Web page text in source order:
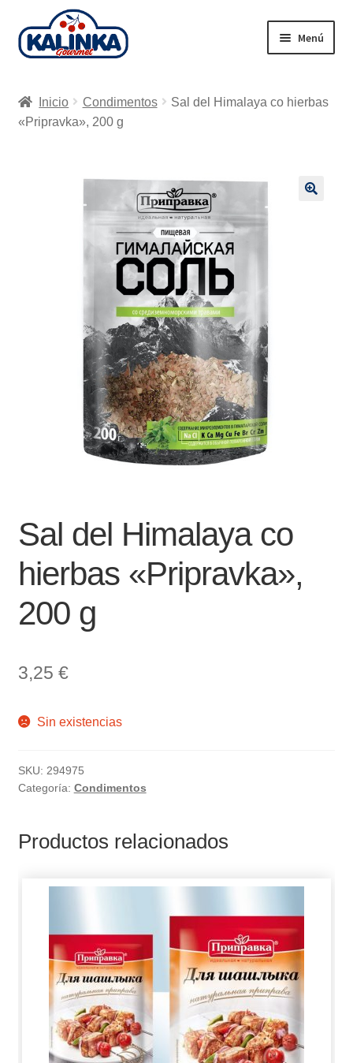
Ir
a
Ir
al
Menú
Tienda en línea
Inicio Condimentos
Sal del Himalaya co hierbas
«Pripravka», 200 g
Sal del Himalaya co
hierbas «Pripravka»,
200 g
3,25 €
Sin existencias
SKU: 294975
Categoría: Condimentos
Productos relacionados